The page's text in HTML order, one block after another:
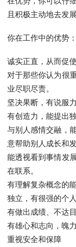
且积极主动地去发
你在工作中的优势：
诚实正直，从而促
对于那些你认为很
业尽职尽责。
坚决果断，有说服
有创造力，能提出
与别人感情交融，
意帮助别人成长和
能透视看到事情发
在联系。
有理解复杂概念的
独立，有很强的个
有做出成绩、不达
有雄心和志向，魄
重视安全和保障